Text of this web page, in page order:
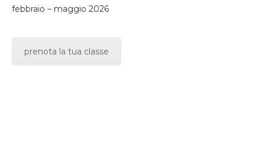
febbraio – maggio 2026
prenota la tua classe